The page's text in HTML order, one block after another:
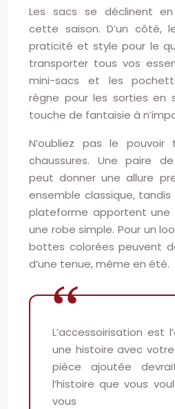
Les sacs se déclinent
cette saison. D’un côté,
praticité et style pour le
transporter tous vos
mini-sacs et les
règne pour les sorties en
touche de fantaisie à
N’oubliez pas le pouvoir
chaussures. Une paire
peut donner une allure
ensemble classique,
plateforme apportent
une robe simple. Pour un
bottes colorées peuvent
d’une tenue, même en été.
L’accessoirisation est
une histoire avec
pièce ajoutée
l’histoire que vous
vous